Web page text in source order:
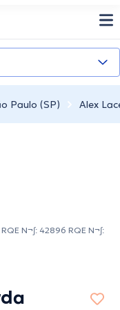
Paulo (SP) Alex
N¬∫: 42896 RQE N¬∫: